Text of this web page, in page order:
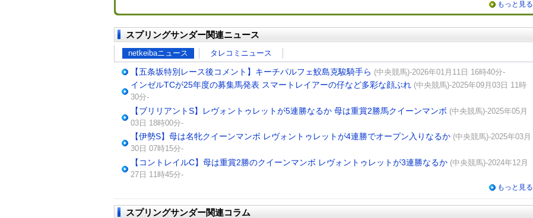
もっと見る
スプリングサンダー関連ニュース
netkeibaニュース タレコミニュース
【五条坂特別レース後コメント】キーチパルフェ鮫島克駿騎手ら (中央競馬)-2026年01月11日 16時40分-
インゼルTCが25年度の募集馬発表 スマートレイアーの仔など多彩な顔ぶれ (中央競馬)-2025年09月03日 11時
30分-
【ブリリアントS】レヴォントゥレットが5連勝なるか 母は重賞2勝馬クイーンマンボ (中央競馬)-2025年05月
03日 18時00分-
【伊勢S】母は名牝クイーンマンボ レヴォントゥレットが4連勝でオープン入りなるか (中央競馬)-2025年03月
30日 07時15分-
【コントレイルC】母は重賞2勝のクイーンマンボ レヴォントゥレットが3連勝なるか (中央競馬)-2024年12月
27日 11時45分-
もっと見る
スプリングサンダー関連コラム